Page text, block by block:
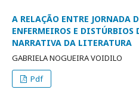
A RELAÇÃO ENTRE JORNADA
ENFERMEIROS E
NARRATIVA DA LITERATURA
GABRIELA NOGUEIRA VOIDILO
Pdf